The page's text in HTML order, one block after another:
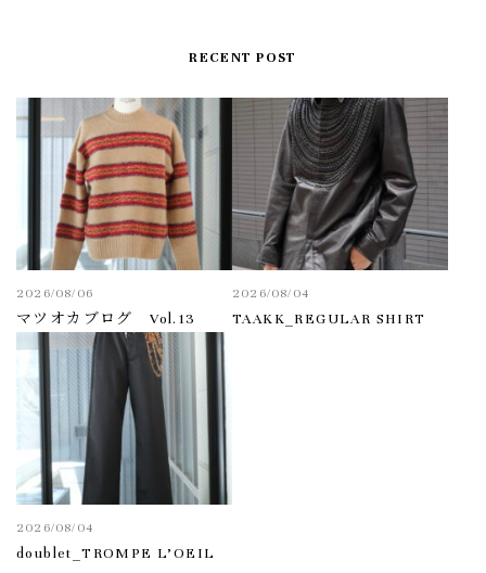
RECENT POST
2026/08/06
マツオカブログ Vol.13
2026/08/04
TAAKK_REGULAR SHIRT
2026/08/04
doublet_TROMPE L’OEIL